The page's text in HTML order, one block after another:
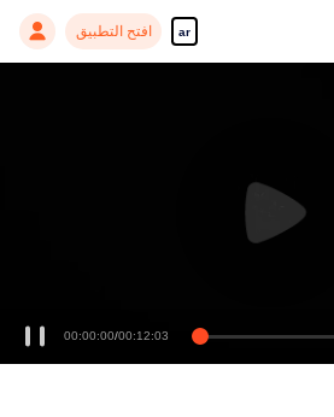
ar افتح التطبيق
00:00:00/00:12:03